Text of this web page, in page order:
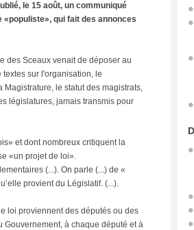
le 15 août, un communiqué
qui fait des annonces
des Sceaux venait de déposer au
sur l'organisation, le
le statut des magistrats,
législatures, jamais transmis pour
et dont nombreux critiquent la
«un projet de loi».
(...). On parle (...) de «
provient du Législatif. (...).
loi proviennent des députés ou des
Gouvernement, à chaque député et à